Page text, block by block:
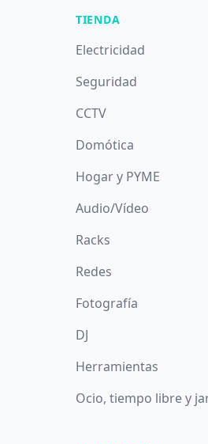
TIENDA
Electricidad
Seguridad
CCTV
Domótica
Hogar y PYME
Audio/Vídeo
Racks
Redes
Fotografía
DJ
Herramientas
Ocio, tiempo libre y